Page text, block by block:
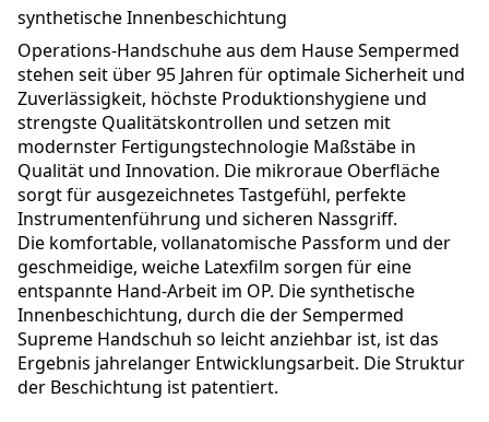
synthetische Innenbeschichtung
Operations-Handschuhe aus dem Hause Sempermed
stehen seit über 95 Jahren für optimale Sicherheit und
Zuverlässigkeit, höchste Produktionshygiene und
strengste Qualitätskontrollen und setzen mit
modernster Fertigungstechnologie Maßstäbe in
Qualität und Innovation. Die mikroraue Oberfläche
sorgt für ausgezeichnetes Tastgefühl, perfekte
Instrumentenführung und sicheren Nassgriff.
Die komfortable, vollanatomische Passform und der
geschmeidige, weiche Latexfilm sorgen für eine
entspannte Hand-Arbeit im OP. Die synthetische
Innenbeschichtung, durch die der Sempermed
Supreme Handschuh so leicht anziehbar ist, ist das
Ergebnis jahrelanger Entwicklungsarbeit. Die Struktur
der Beschichtung ist patentiert.